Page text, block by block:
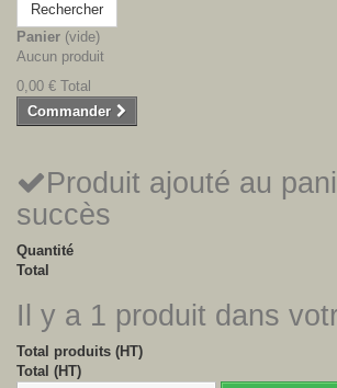
Rechercher
Panier (vide)
Aucun produit
0,00 € Total
Commander
Produit ajouté au
succès
Quantité
Total
Il y a 1 produit dans
Total produits (HT)
Total (HT)